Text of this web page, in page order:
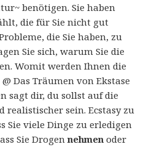
benötigen. Sie haben
die für Sie nicht gut
die Sie haben, zu
Sie sich, warum Sie die
Womit werden Ihnen die
Das Träumen von Ekstase
sagt dir, du sollst auf die
realistischer sein. Ecstasy zu
Sie viele Dinge zu erledigen
Sie Drogennehmen oder